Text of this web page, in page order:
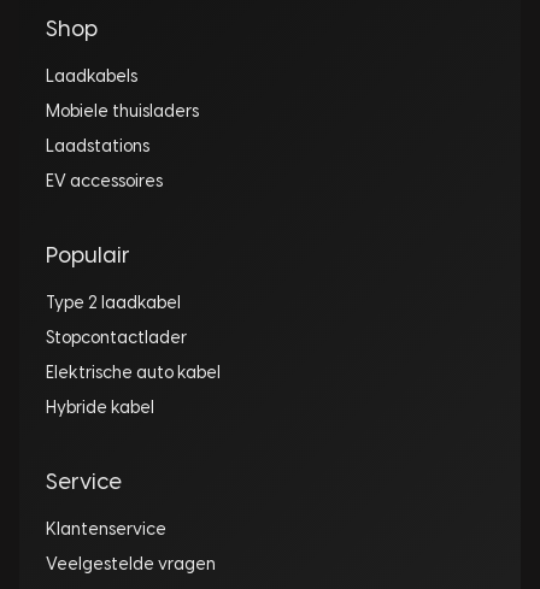
Shop
Laadkabels
Mobiele thuisladers
Laadstations
EV accessoires
Populair
Type 2 laadkabel
Stopcontactlader
Elektrische auto kabel
Hybride kabel
Service
Klantenservice
Veelgestelde vragen